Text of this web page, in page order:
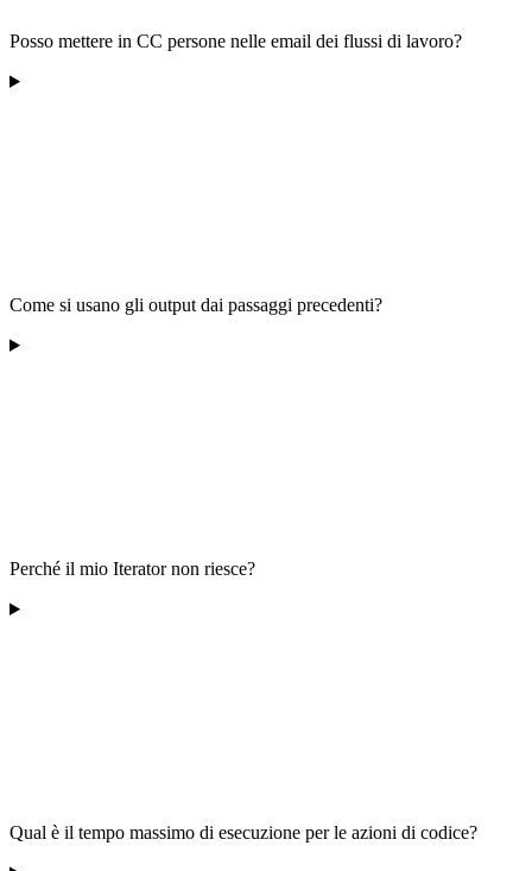
Posso mettere in CC persone nelle email dei flussi di lavoro?
Come si usano gli output dai passaggi precedenti?
Perché il mio Iterator non riesce?
Qual è il tempo massimo di esecuzione per le azioni di codice?